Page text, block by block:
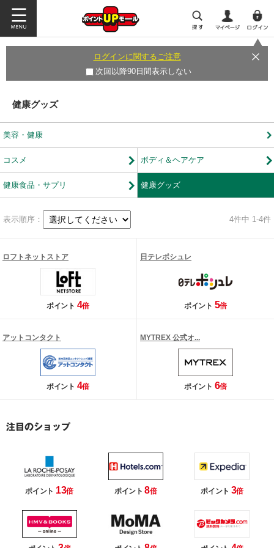
ログインに関するご注意
次回以降90日間表示しない
健康グッズ
美容・健康
コスメ ボディ＆ヘアケア
健康食品・サプリ 健康グッズ
表示順序： 4件中 1-4件
ロフトネットストア
ポイント 4倍
日テレポシュレ
ポイント 5倍
アットコンタクト
ポイント 4倍
MYTREX 公式オ...
ポイント 6倍
ポイント 13倍 ポイント8倍 ポイント 3倍